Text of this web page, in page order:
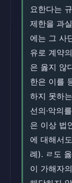
요한다는
제한을 과
에는 그 사
유로 계약
은 옳지 않
한은 이를
하지 못하
선의·악의
은 이상 법
에 대해서
례). ㄹ도
이 가해자